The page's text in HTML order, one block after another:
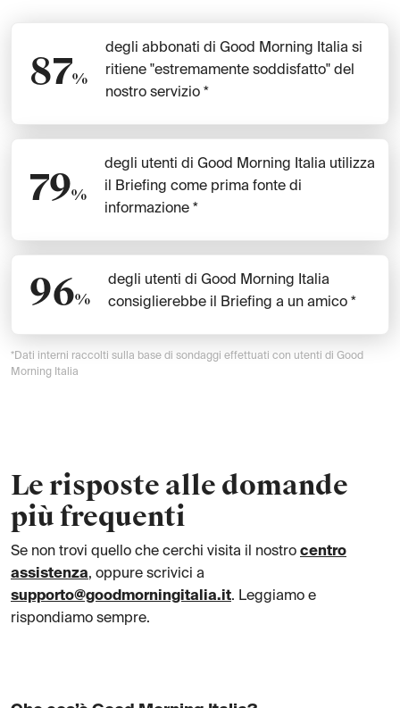
87%
degli abbonati di Good Morning Italia si
ritiene "estremamente soddisfatto" del
nostro servizio *
79%
degli utenti di Good Morning Italia utilizza
il Briefing come prima fonte di
informazione *
96%
degli utenti di Good Morning Italia
consiglierebbe il Briefing a un amico *
*Dati interni raccolti sulla base di sondaggi effettuati con utenti di Good
Morning Italia
Le risposte alle domande
più frequenti
Se non trovi quello che cerchi visita il nostro centro
assistenza, oppure scrivici a
supporto@goodmorningitalia.it. Leggiamo e
rispondiamo sempre.